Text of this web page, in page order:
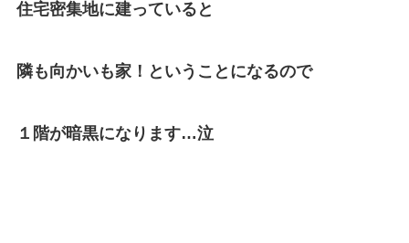
住宅密集地に建っていると
隣も向かいも家！ということになるので
１階が暗黒になります…泣